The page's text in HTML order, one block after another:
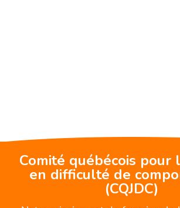
Comité québécois pour
en difficulté de
(CQJDC)